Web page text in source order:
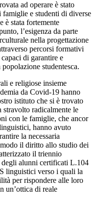
ad operare è stato
famiglie e studenti di diverse
è stata fortemente
l’esigenza da parte
nella progettazione
percorsi formativi
di garantire e
studentesca.
e religiose insieme
da Covid-19 hanno
istituto che si è trovato
stravolto radicalmente le
con le famiglie, che ancor
hanno avuto
la necessaria
il diritto allo studio dei
il triennio
degli alunni certificati L.104
linguistici verso i quali la
per rispondere alle loro
un’ottica di reale